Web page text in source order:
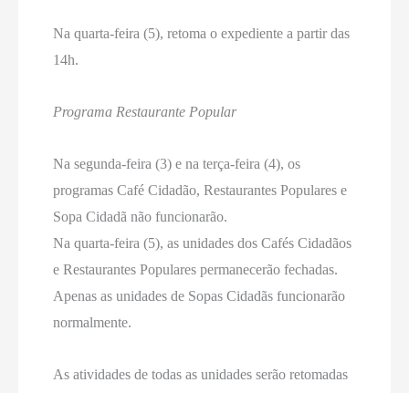
Na quarta-feira (5), retoma o expediente a partir das
14h.
Programa Restaurante Popular
Na segunda-feira (3) e na terça-feira (4), os
programas Café Cidadão, Restaurantes Populares e
Sopa Cidadã não funcionarão.
Na quarta-feira (5), as unidades dos Cafés Cidadãos
e Restaurantes Populares permanecerão fechadas.
Apenas as unidades de Sopas Cidadãs funcionarão
normalmente.
As atividades de todas as unidades serão retomadas